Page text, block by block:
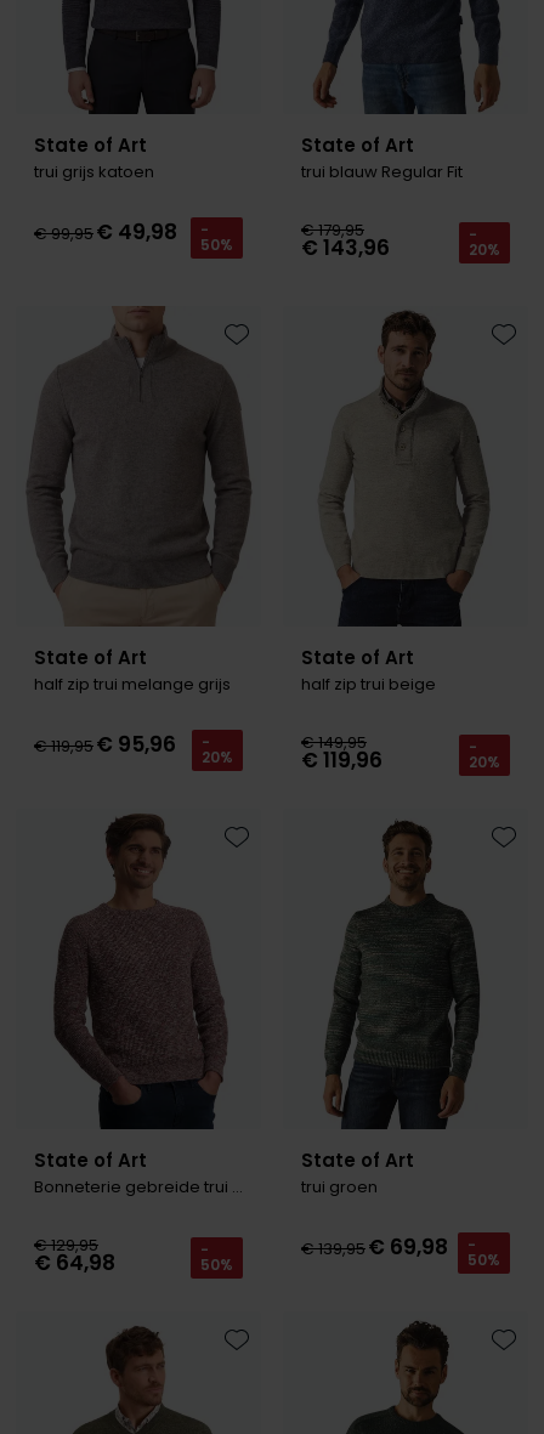
State of Art
trui grijs katoen
€ 99,95€ 49,98 -
50%
State of Art
trui blauw Regular Fit
€ 179,95
€ 143,96 -
20%
State of Art
half zip trui melange grijs
€ 119,95€ 95,96 -
20%
Toevoegen aan favorieten
State of Art
half zip trui beige
€ 149,95
€ 119,96 -
20%
State of Art
Bonneterie gebreide trui roze
€ 129,95
€ 64,98 -
50%
Toevoegen aan favorieten
State of Art
trui groen
€ 139,95€ 69,98 -
50%
Toevoegen aan favorieten